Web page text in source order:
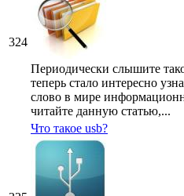
324
Периодически слышите
теперь стало интересно
слово в мире
читайте данную статью,...
Что такое usb?